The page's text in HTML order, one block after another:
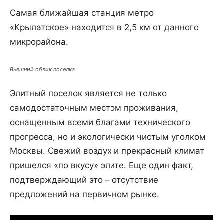
Самая ближайшая станция метро
«Крылатское» находится в 2,5 км от данного
микрорайона.
Внешний облик поселка
Элитный поселок является не только
самодостаточным местом проживания,
оснащенным всеми благами технического
прогресса, но и экологически чистым уголком
Москвы. Свежий воздух и прекрасный климат
пришелся «по вкусу» элите. Еще один факт,
подтверждающий это – отсутствие
предложений на первичном рынке.